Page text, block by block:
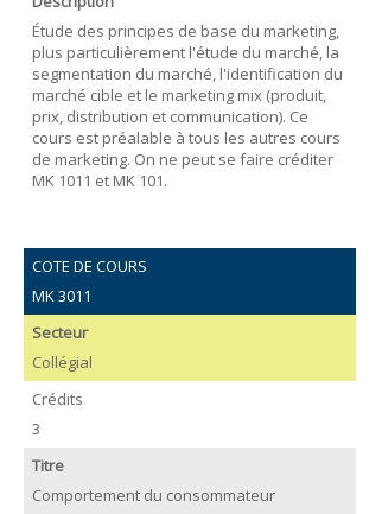
Étude des principes de base du marketing,
plus particulièrement l'étude du marché, la
segmentation du marché, l'identification du
marché cible et le marketing mix (produit,
prix, distribution et communication). Ce
cours est préalable à tous les autres cours
de marketing. On ne peut se faire créditer
MK 1011 et MK 101.
COTE DE COURS
MK 3011
Secteur
Collégial
Crédits
3
Titre
Comportement du consommateur